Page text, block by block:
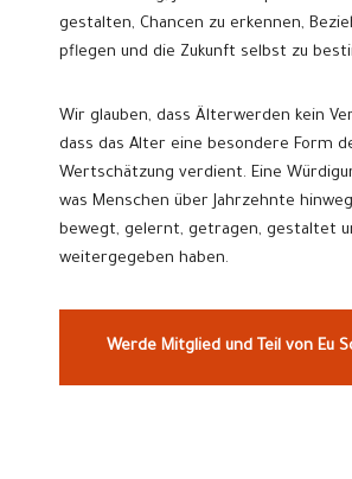
gestalten, Chancen zu erkennen,
pflegen und die Zukunft selbst zu
Wir glauben, dass Älterwerden kein
dass das Alter eine besondere Form
Wertschätzung verdient. Eine
was Menschen über Jahrzehnte
bewegt, gelernt, getragen, gestaltet
weitergegeben haben.
Werde Mitglied und Teil von Eu